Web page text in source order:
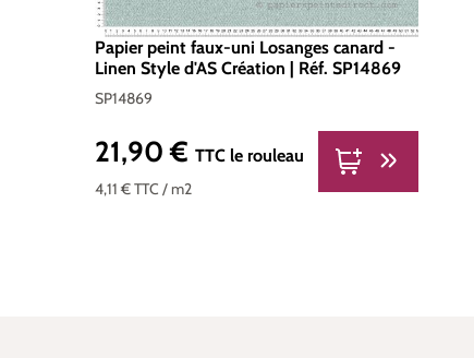
Papier peint faux-uni Losanges canard -
Linen Style d'AS Création | Réf. SP14869
SP14869
4,11 €TTC / m2
Prix régulier :
21,90 € TTC le rouleau